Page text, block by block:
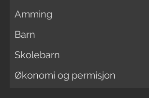
Amming
Barn
Skolebarn
Økonomi og permisjon